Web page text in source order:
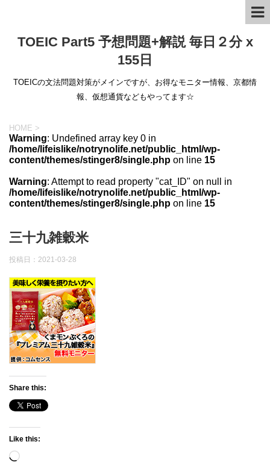
TOEIC Part5 予想問題+解説 毎日２分 x
155日
TOEICの文法問題対策がメインですが、お得なモニター情報、京都情
報、仮想通貨などもやってます☆
HOME >
Warning: Undefined array key 0 in
/home/lifeislike/notrynolife.net/public_html/wp-
content/themes/stinger8/single.php on line 15
Warning: Attempt to read property "cat_ID" on null in
/home/lifeislike/notrynolife.net/public_html/wp-
content/themes/stinger8/single.php on line 15
三十九雑穀米
投稿日： 2021-03-28
Share this:
Like this:
Loading…